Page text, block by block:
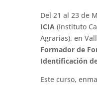
Del 21 al 23 de
ICIA(Instituto
Agrarias), en
Formador de
Identificación
Este curso,